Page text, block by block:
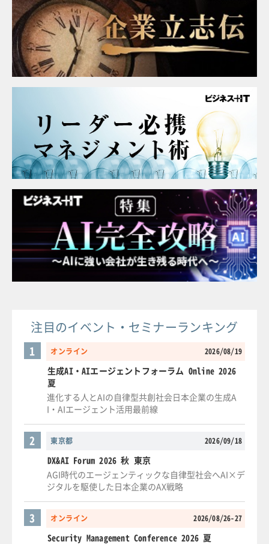
注目のイベント・セミナーランキング
オンライン 2026/08/19
1
生成AI・AIエージェントフォーラム Online 2026
夏
進化する人とAIの自律型共創社会日本企業の生成A
I・AIエージェント活用最前線
東京都 2026/09/18
2
DX&AI Forum 2026 秋 東京
AGI時代のエージェンティックな自律型社会へAI×デ
ジタルを駆使した日本企業のAX戦略
オンライン 2026/08/26-27
3
Security Management Conference 2026 夏